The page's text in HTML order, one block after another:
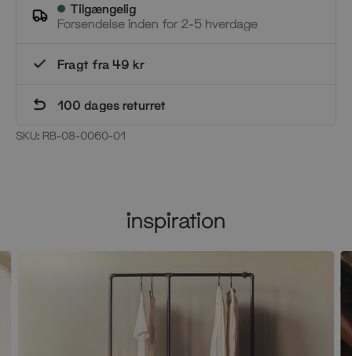
Tilgængelig
Forsendelse inden for 2-5 hverdage
Fragt fra 49 kr
100 dages returret
SKU: RB-08-0060-01
inspiration